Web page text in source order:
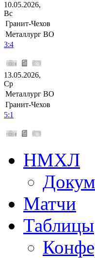
10.05.2026,
Вс
Гранит-Чехов
Металлург ВО
3:4
13.05.2026,
Ср
Металлург ВО
Гранит-Чехов
5:1
НМХЛ
Матчи
Таблицы